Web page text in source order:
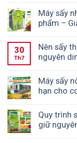
Máy sấy
phẩm –
30
Th7
Nên sấy
nguyên
Máy sấy
hạn cho
Quy trình
giữ